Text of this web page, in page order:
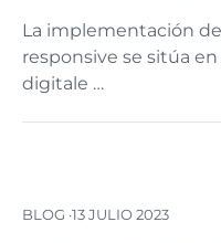
La implementación
responsive se sitúa
digitale …
BLOG ·13 JULIO 2023